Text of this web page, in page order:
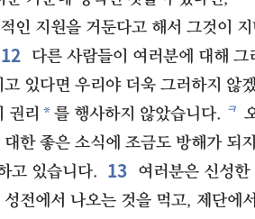
인 지원을 거둔다고 해서 그것이 지
12
다른 사람들이 여러분에 대해 그
있다면 우리야 더욱 그러하지 않
권리 *를 행사하지 않았습니다. ㅋ
한 좋은 소식에 조금도 방해가 되
고 있습니다. 13
여러분은 신성한
전에서 나오는 것을 먹고, 제단에